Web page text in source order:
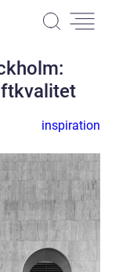
inspiration